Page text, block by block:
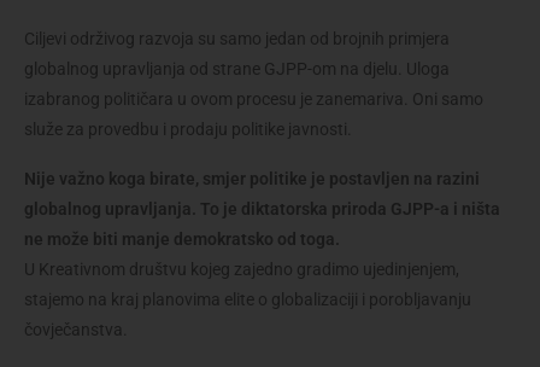
Ciljevi održivog razvoja su samo jedan od brojnih primjera
globalnog upravljanja od strane GJPP-om na djelu. Uloga
izabranog političara u ovom procesu je zanemariva. Oni samo
služe za provedbu i prodaju politike javnosti.
Nije važno koga birate, smjer politike je postavljen na razini
globalnog upravljanja. To je diktatorska priroda GJPP-a i ništa
ne može biti manje demokratsko od toga.
U Kreativnom društvu kojeg zajedno gradimo ujedinjenjem,
stajemo na kraj planovima elite o globalizaciji i porobljavanju
čovječanstva.